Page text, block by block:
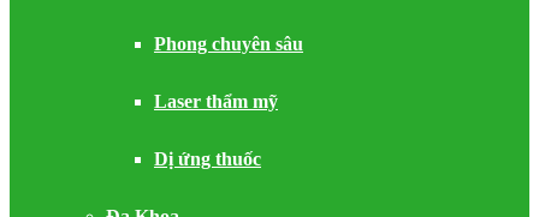
Phong chuyên sâu
Laser thẩm mỹ
Dị ứng thuốc